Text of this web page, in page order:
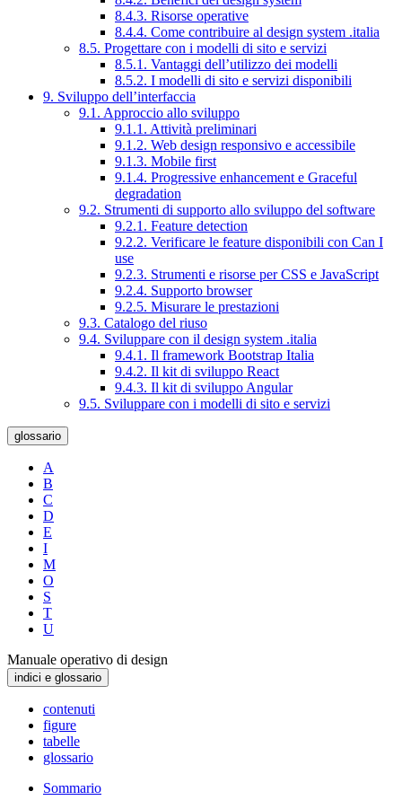
8.4.3. Risorse operative
8.4.4. Come contribuire al design system .italia
8.5. Progettare con i modelli di sito e servizi
8.5.1. Vantaggi dell’utilizzo dei modelli
8.5.2. I modelli di sito e servizi disponibili
9. Sviluppo dell’interfaccia
9.1. Approccio allo sviluppo
9.1.1. Attività preliminari
9.1.2. Web design responsivo e accessibile
9.1.3. Mobile first
9.1.4. Progressive enhancement e Graceful
degradation
9.2. Strumenti di supporto allo sviluppo del software
9.2.1. Feature detection
9.2.2. Verificare le feature disponibili con Can I
use
9.2.3. Strumenti e risorse per CSS e JavaScript
9.2.4. Supporto browser
9.2.5. Misurare le prestazioni
9.3. Catalogo del riuso
9.4. Sviluppare con il design system .italia
9.4.1. Il framework Bootstrap Italia
9.4.2. Il kit di sviluppo React
9.4.3. Il kit di sviluppo Angular
9.5. Sviluppare con i modelli di sito e servizi
glossario
A
B
C
D
E
I
M
O
S
T
U
Manuale operativo di design
indici e glossario
contenuti
figure
tabelle
glossario
Sommario